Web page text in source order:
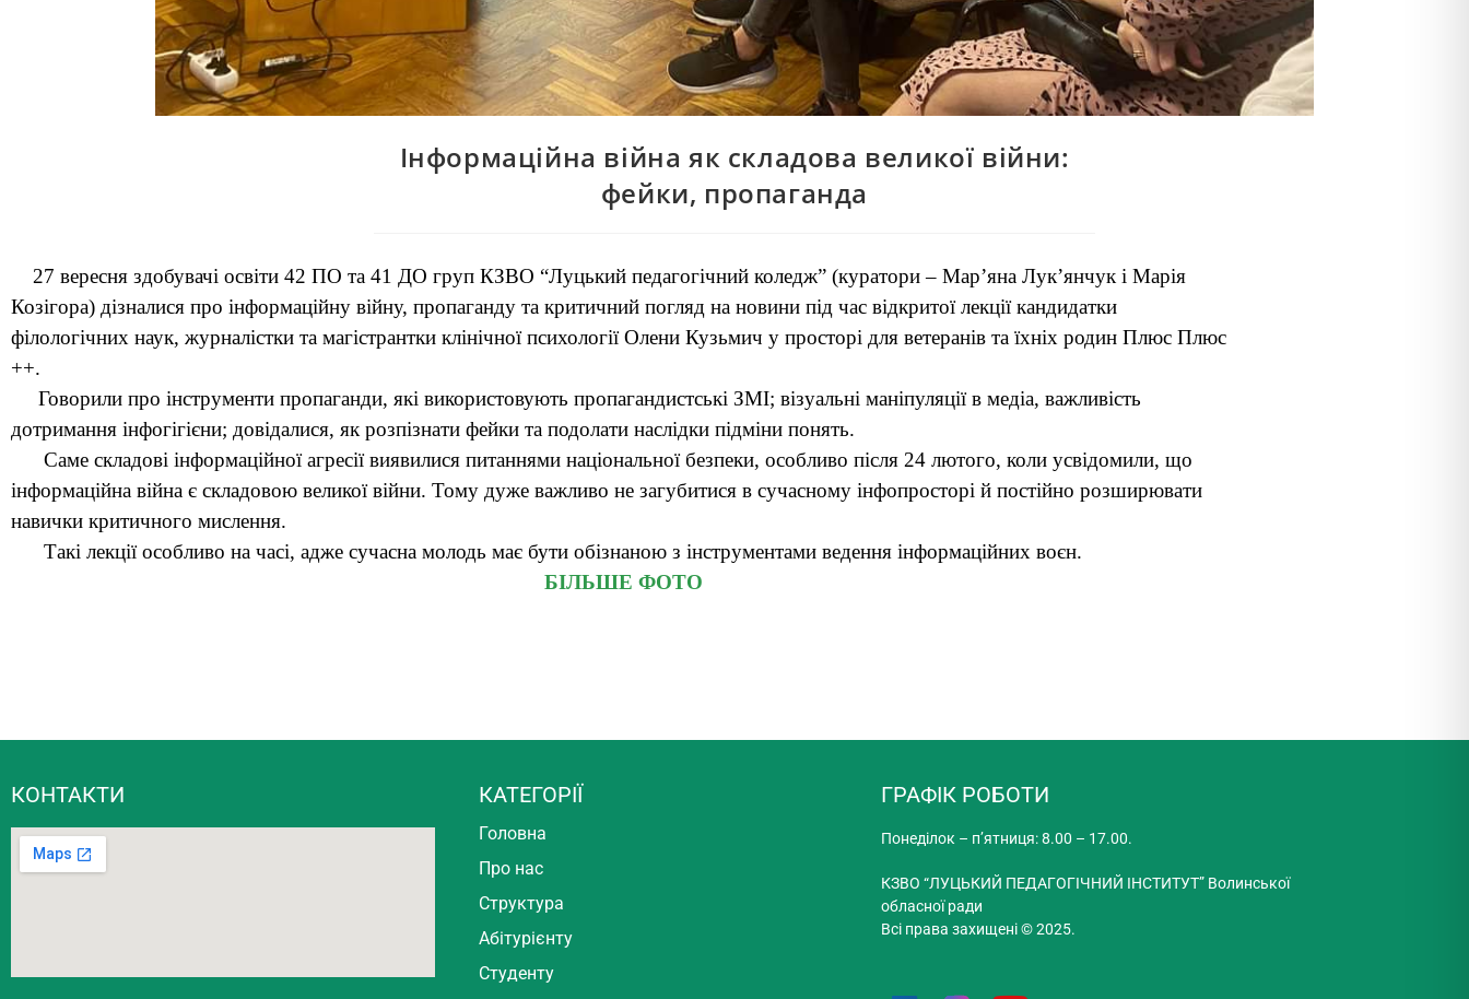
Інформаційна війна як складова великої війни:
фейки, пропаганда
27 вересня здобувачі освіти 42 ПО та 41 ДО груп КЗВО “Луцький педагогічний коледж” (куратори – Мар’яна Лук’янчук і Марія
Козігора) дізналися про інформаційну війну, пропаганду та критичний погляд на новини під час відкритої лекції кандидатки
філологічних наук, журналістки та магістрантки клінічної психології Олени Кузьмич у просторі для ветеранів та їхніх родин Плюс Плюс
++.
Говорили про інструменти пропаганди, які використовують пропагандистські ЗМІ; візуальні маніпуляції в медіа, важливість
дотримання інфогігієни; довідалися, як розпізнати фейки та подолати наслідки підміни понять.
Саме складові інформаційної агресії виявилися питаннями національної безпеки, особливо після 24 лютого, коли усвідомили, що
інформаційна війна є складовою великої війни. Тому дуже важливо не загубитися в сучасному інфопросторі й постійно розширювати
навички критичного мислення.
Такі лекції особливо на часі, адже сучасна молодь має бути обізнаною з інструментами ведення інформаційних воєн.
БІЛЬШЕ ФОТО
КОНТАКТИ КАТЕГОРІЇ
Головна
Про нас
Структура
Абітурієнту
Студенту
ГРАФІК РОБОТИ
Понеділок – п’ятниця: 8.00 – 17.00.
КЗВО “ЛУЦЬКИЙ ПЕДАГОГІЧНИЙ ІНСТИТУТ” Волинської
обласної ради
Всі права захищені © 2025.